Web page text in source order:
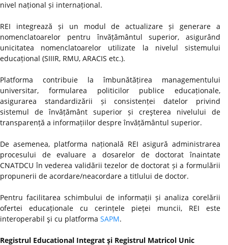
nivel național și internațional.
REI integrează și un modul de actualizare și generare a
nomenclatoarelor pentru învățământul superior, asigurând
unicitatea nomenclatoarelor utilizate la nivelul sistemului
educațional (SIIIR, RMU, ARACIS etc.).
Platforma contribuie la îmbunătățirea managementului
universitar, formularea politicilor publice educaționale,
asigurarea standardizării și consistenței datelor privind
sistemul de învățământ superior și creşterea nivelului de
transparență a informațiilor despre învățământul superior.
De asemenea, platforma națională REI asigură administrarea
procesului de evaluare a dosarelor de doctorat înaintate
CNATDCU în vederea validării tezelor de doctorat și a formulării
propunerii de acordare/neacordare a titlului de doctor.
Pentru facilitarea schimbului de informații și analiza corelării
ofertei educaționale cu cerințele pieței muncii, REI este
interoperabil şi cu platforma SAPM.
Registrul Educational Integrat şi Registrul Matricol Unic